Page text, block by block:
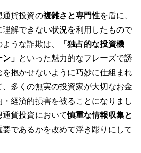
通貨投資の複雑さと専門性を盾に、
解できない状況を利用したもので
うな詐欺は、
「独占的な投資機
」
といった魅力的なフレーズで誘
抱かせないように巧妙に仕組まれ
多くの無実の投資家が大切なお金
経済的損害を被ることになりまし
貨投資において慎重な情報収集と
要であるかを改めて浮き彫りにして